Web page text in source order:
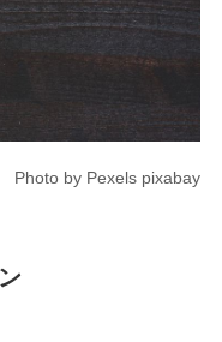
Photo by Pexels pixabay